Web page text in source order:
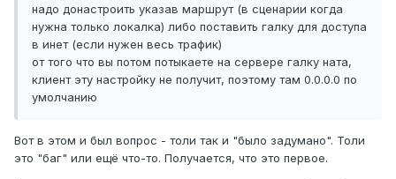
надо донастроить указав маршрут (в сценарии когда
нужна только локалка) либо поставить галку для доступа
в инет (если нужен весь трафик)
от того что вы потом потыкаете на сервере галку ната,
клиент эту настройку не получит, поэтому там 0.0.0.0 по
умолчанию
Вот в этом и был вопрос - толи так и "было задумано". Толи
это "баг" или ещё что-то. Получается, что это первое.